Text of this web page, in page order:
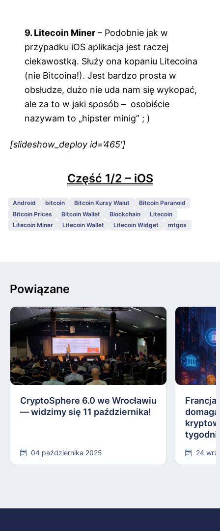
9. Litecoin Miner – Podobnie jak w
przypadku iOS aplikacja jest raczej
ciekawostką. Służy ona kopaniu Litecoina
(nie Bitcoina!). Jest bardzo prosta w
obsłudze, dużo nie uda nam się wykopać,
ale za to w jaki sposób – osobiście
nazywam to „hipster minig” ; )
[slideshow_deploy id=’465′]
Część 1/2 – iOS
Android bitcoin Bitcoin Kursy Walut
Bitcoin Paranoid
Bitcoin Prices
Bitcoin Wallet Blockchain
Litecoin
Litecoin Miner
Litecoin Wallet Litecoin Widget mtgox
Powiązane
CryptoSphere 6.0 we Wrocławiu
— widzimy się 11 października!
04 października 2025 24